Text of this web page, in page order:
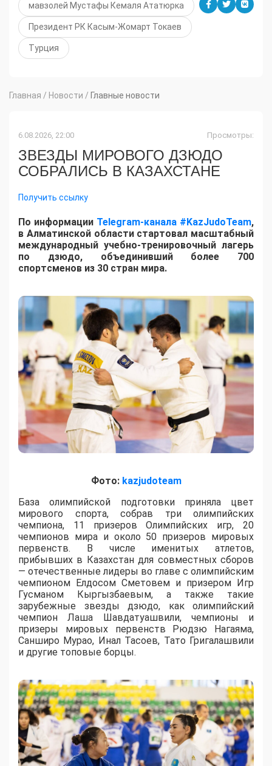
мавзолей Мустафы Кемаля Ататюрка
Президент РК Касым-Жомарт Токаев
Турция
Главная / Новости / Главные новости
6.08.2026, 22:00 Просмотры:
ЗВЕЗДЫ МИРОВОГО ДЗЮДО
СОБРАЛИСЬ В КАЗАХСТАНЕ
Получить ссылку
По информации Telegram-канала #KazJudoTeam,
в Алматинской области стартовал масштабный
международный учебно-тренировочный лагерь
по дзюдо, объединивший более 700
спортсменов из 30 стран мира.
Фото: kazjudoteam
База олимпийской подготовки приняла цвет
мирового спорта, собрав три олимпийских
чемпиона, 11 призеров Олимпийских игр, 20
чемпионов мира и около 50 призеров мировых
первенств. В числе именитых атлетов,
прибывших в Казахстан для совместных сборов
— отечественные лидеры во главе с олимпийским
чемпионом Елдосом Сметовем и призером Игр
Гусманом Кыргызбаевым, а также такие
зарубежные звезды дзюдо, как олимпийский
чемпион Лаша Шавдатуашвили, чемпионы и
призеры мировых первенств Рюдзю Нагаяма,
Санширо Мурао, Инал Тасоев, Тато Григалашвили
и другие топовые борцы.